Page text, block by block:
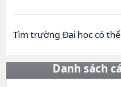
Tìm trường Đại học có
Danh sách